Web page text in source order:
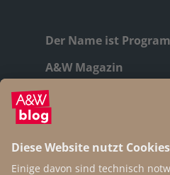
Der Name ist
A&W Magazin
Geschichte
Autor:innen
Newsletter